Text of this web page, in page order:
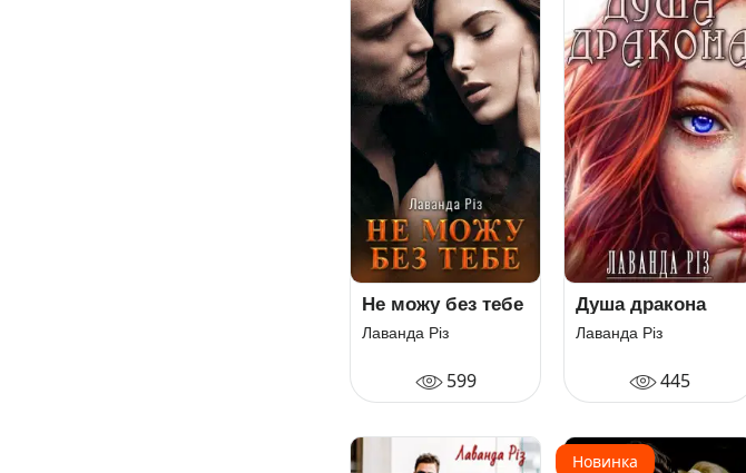
Не можу без тебе
Лаванда Різ
599
Душа дракона
Лаванда Різ
445
Новинка